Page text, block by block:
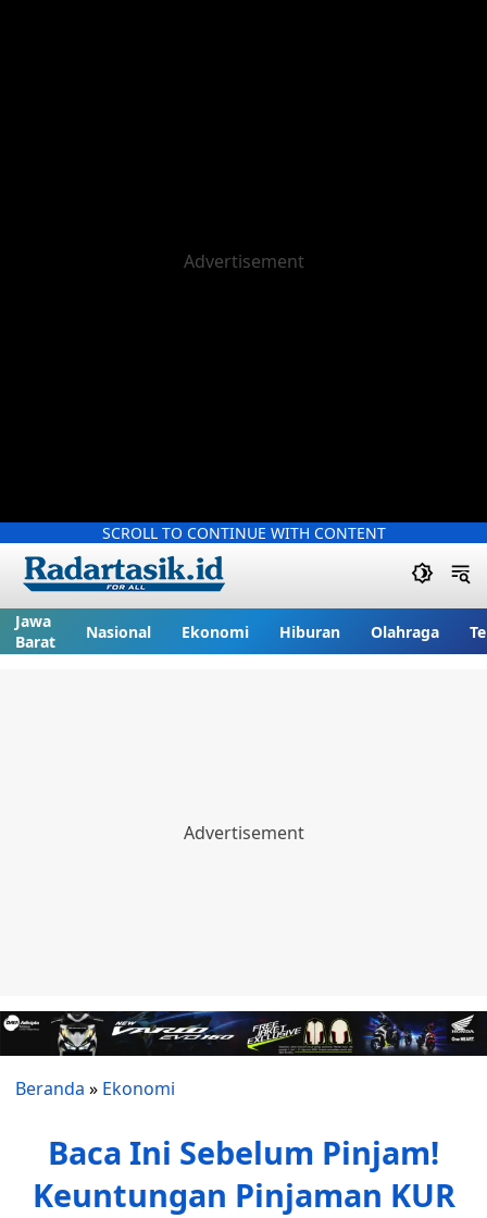
SCROLL TO CONTINUE WITH CONTENT
Jawa
Barat
Nasional Ekonomi Hiburan Olahraga
Beranda » Ekonomi
Baca Ini Sebelum Pinjam!
Keuntungan Pinjaman KUR